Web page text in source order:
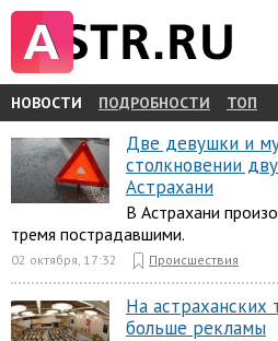
НОВОСТИ ПОДРОБНОСТИ ТОП
Две девушки и
столкновении
Астрахани
В Астрахани
тремя пострадавшими.
02 октября, 17:32 Происшествия
На астраханских
больше рекламы